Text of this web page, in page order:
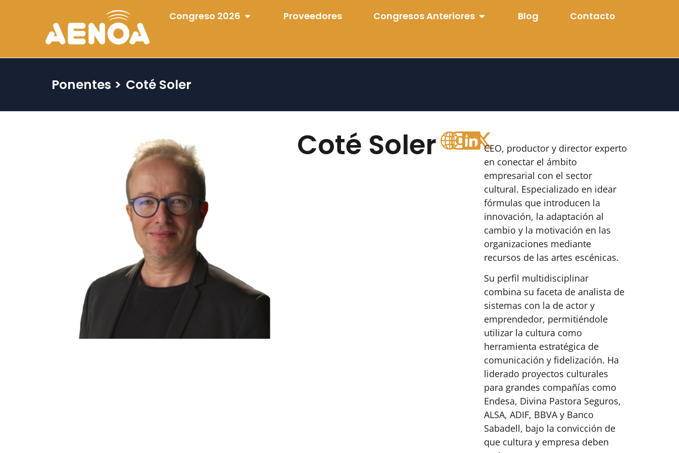
Congreso 2026 Proveedores Congresos Anteriores Blog Contacto
Ponentes > Coté Soler
Coté Soler
CEO, productor y director experto
en conectar el ámbito
empresarial con el sector
cultural. Especializado en idear
fórmulas que introducen la
innovación, la adaptación al
cambio y la motivación en las
organizaciones mediante
recursos de las artes escénicas.
Su perfil multidisciplinar
combina su faceta de analista de
sistemas con la de actor y
emprendedor, permitiéndole
utilizar la cultura como
herramienta estratégica de
comunicación y fidelización. Ha
liderado proyectos culturales
para grandes compañías como
Endesa, Divina Pastora Seguros,
ALSA, ADIF, BBVA y Banco
Sabadell, bajo la convicción de
que cultura y empresa deben